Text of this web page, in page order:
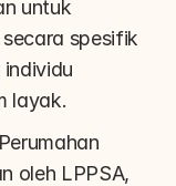
untuk
spesifik
layak.
oleh LPPSA,